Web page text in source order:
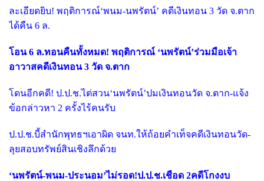
ละเอียดยิบ! พฤติการณ์‘พนม-นพรัตน์’ คดีเงินทอน 3 วัด จ.ตาก
ได้คืน 6 ล.
โอน 6 ล.ทอนคืนทั้งหมด! พฤติการณ์ ‘นพรัตน์’ร่วมมือเจ้า
อาวาสคดีเงินทอน 3 วัด จ.ตาก
โดนอีกคดี! ป.ป.ช.ไต่สวน‘นพรัตน์’ปมเงินทอนวัด จ.ตาก-แจ้ง
ข้อกล่าวหา 2 ครั้งไร้คนรับ
ป.ป.ช.บี้สำนักพุทธฯเอาผิด จนท.ให้ถ้อยคำเท็จคดีเงินทอนวัด-
ลุยสอบทรัพย์สินเชิงลึกด้วย
‘นพรัตน์-พนม-ประนอม’ไม่รอด!ป.ป.ช.เชือด 2คดีโกงงบ